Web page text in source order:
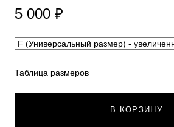
5 000 ₽
Таблица размеров
В КОРЗИНУ